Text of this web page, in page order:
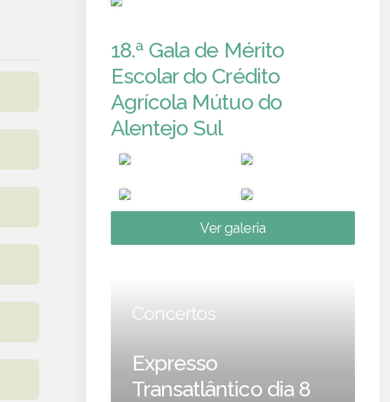
18.ª Gala de Mérito
Escolar do Crédito
Agrícola Mútuo do
Alentejo Sul
Ver galeria
Concertos
Expresso
Transatlântico dia 8